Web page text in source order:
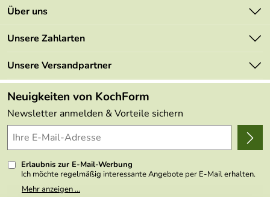
Kontakt
Mehrwertsteuerfrei
Retourenportal
FAQs
Lieferbedingungen
Delivery Terms
Kundenlogin
Über uns
Marken
Angebote
Made in Germany
Themen
Wir über uns
Presse
Unsere Zahlarten
Unsere Versandpartner
Neuigkeiten von KochForm
Newsletter anmelden & Vorteile sichern
Erlaubnis zur E-Mail-Werbung
Ich möchte regelmäßig interessante Angebote per E-Mail erhalten.
Meine E-Mail-Adresse wird nicht an andere Unternehmen
weitergegeben. Zu statistischen Zwecken wird in anonymer Form
Mehr anzeigen ...